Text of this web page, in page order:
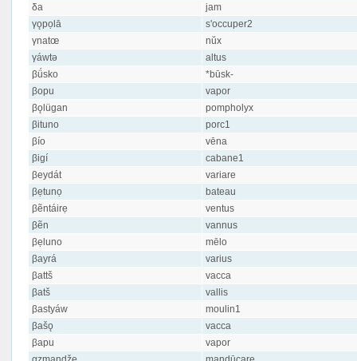
δa
jam
γǫpọlā
s'occuper2
γnatœ
nŭx
γáwtə
altus
βǘsko
*būsk-
βopu
vapor
βǫlügan
pompholyx
βituno
porc1
βío
vēna
βigí
cabane1
βeydát
variare
βẹtunọ
bateau
βẽntáirẹ
ventus
βẽn
vannus
βẹluno
mēlo
βayrá
varius
βattš
vacca
βatš
vallis
βastyáw
moulin1
βašǫ
vacca
βapu
vapor